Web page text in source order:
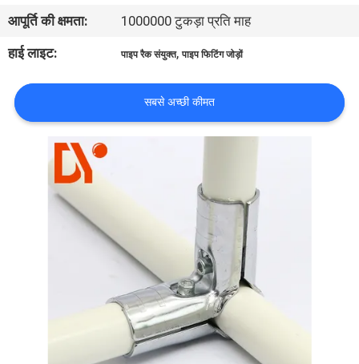
संपर्क
करें
समाचार
आपूर्ति की क्षमता:
1000000 टुकड़ा प्रति माह
हाई लाइट:
पाइप रैक संयुक्त,पाइप फिटिंग जोड़ों
सबसे अच्छी कीमत